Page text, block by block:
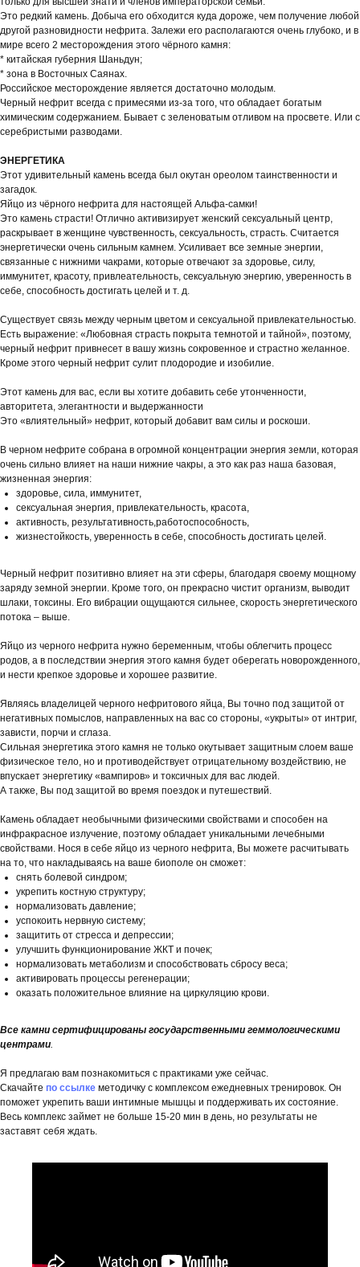
Это редкий камень. Добыча его обходится куда дороже, чем получение любой
другой разновидности нефрита. Залежи его располагаются очень глубоко, и в
мире всего 2 месторождения этого чёрного камня:
* китайская губерния Шаньдун;
* зона в Восточных Саянах.
Российское месторождение является достаточно молодым.
Черный нефрит всегда с примесями из-за того, что обладает богатым
химическим содержанием. Бывает с зеленоватым отливом на просвете. Или с
серебристыми разводами.
ЭНЕРГЕТИКА
Этот удивительный камень всегда был окутан ореолом таинственности и
загадок.
Яйцо из чёрного нефрита для настоящей Альфа-самки!
Это камень страсти! Отлично активизирует женский сексуальный центр,
раскрывает в женщине чувственность, сексуальность, страсть. Считается
энергетически очень сильным камнем. Усиливает все земные энергии,
связанные с нижними чакрами, которые отвечают за здоровье, силу,
иммунитет, красоту, привлеательность, сексуальную энергию, уверенность в
себе, способность достигать целей и т. д.
Существует связь между черным цветом и сексуальной привлекательностью.
Есть выражение: «Любовная страсть покрыта темнотой и тайной», поэтому,
черный нефрит привнесет в вашу жизнь сокровенное и страстно желанное.
Кроме этого черный нефрит сулит плодородие и изобилие.
Этот камень для вас, если вы хотите добавить себе утонченности,
авторитета, элегантности и выдержанности
Это «влиятельный» нефрит, который добавит вам силы и роскоши.
В черном нефрите собрана в огромной концентрации энергия земли, которая
очень сильно влияет на наши нижние чакры, а это как раз наша базовая,
жизненная энергия:
здоровье, сила, иммунитет,
сексуальная энергия, привлекательность, красота,
активность, результативность,работоспособность,
жизнестойкость, уверенность в себе, способность достигать целей.
Черный нефрит позитивно влияет на эти сферы, благодаря своему мощному
заряду земной энергии. Кроме того, он прекрасно чистит организм, выводит
шлаки, токсины. Его вибрации ощущаются сильнее, скорость энергетического
потока – выше.
Яйцо из черного нефрита нужно беременным, чтобы облегчить процесс
родов, а в последствии энергия этого камня будет оберегать новорожденного,
и нести крепкое здоровье и хорошее развитие.
Являясь владелицей черного нефритового яйца, Вы точно под защитой от
негативных помыслов, направленных на вас со стороны, «укрыты» от интриг,
зависти, порчи и сглаза.
Сильная энергетика этого камня не только окутывает защитным слоем ваше
физическое тело, но и противодействует отрицательному воздействию, не
впускает энергетику «вампиров» и токсичных для вас людей.
А также, Вы под защитой во время поездок и путешествий.
Камень обладает необычными физическими свойствами и способен на
инфракрасное излучение, поэтому обладает уникальными лечебными
свойствами. Нося в себе яйцо из черного нефрита, Вы можете расчитывать
на то, что накладываясь на ваше биополе он сможет:
снять болевой синдром;
укрепить костную структуру;
нормализовать давление;
успокоить нервную систему;
защитить от стресса и депрессии;
улучшить функционирование ЖКТ и почек;
нормализовать метаболизм и способствовать сбросу веса;
активировать процессы регенерации;
оказать положительное влияние на циркуляцию крови.
Все камни сертифицированы государственными геммологическими
центрами.
Я предлагаю вам познакомиться с практиками уже сейчас.
Скачайте по ссылке методичку с комплексом ежедневных тренировок. Он
поможет укрепить ваши интимные мышцы и поддерживать их состояние.
Весь комплекс займет не больше 15-20 мин в день, но результаты не
заставят себя ждать.